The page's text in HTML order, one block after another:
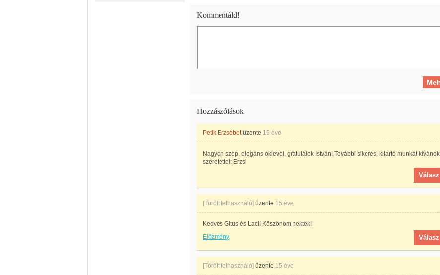
Kommentáld!
Hozzászólások
Petik Erzsébetüzente 15 éve
Nagyon szép, elegáns oklevél, gratulálok István! További sikeres, kitartó munkát kívánok
szeretettel: Erzsi
Válasz
[Törölt felhasználó] üzente 15 éve
Kedves Gitus és Laci! Köszönöm nektek!
Előzmény
Válasz
[Törölt felhasználó] üzente 15 éve